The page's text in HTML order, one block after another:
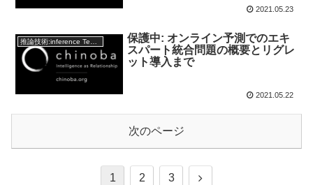
2021.05.23
保護中: オンライン予測でのエキ
スパート統合問題の概要とリグレ
ット導入まで
2021.05.22
次のページ
1 2 3